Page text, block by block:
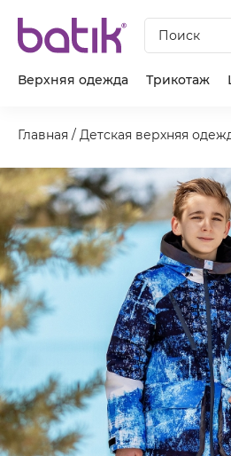
Поиск
Верхняя одежда Трикотаж
Главная / Детская верхняя